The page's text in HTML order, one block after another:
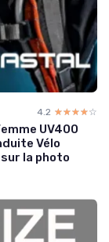
4.2 ☆☆☆☆☆
★★★★★
UV400
Vélo
la photo